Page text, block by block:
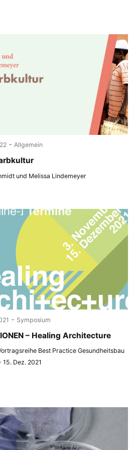
- Allgemein
und Melissa Lindemeyer
- Symposium
– Healing Architecture
Best Practice Gesundheitsbau
15. Dez. 2021